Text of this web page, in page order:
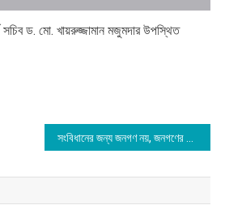
সচিব ড. মো. খায়রুজ্জামান মজুমদার উপস্থিত